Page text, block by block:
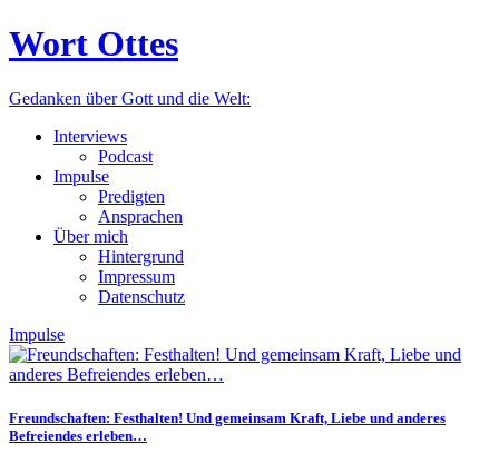
Wort Ottes
Gedanken über Gott und die Welt:
Interviews
Podcast
Impulse
Predigten
Ansprachen
Über mich
Hintergrund
Impressum
Datenschutz
Impulse
Freundschaften: Festhalten! Und gemeinsam Kraft, Liebe und anderes
Befreiendes erleben…